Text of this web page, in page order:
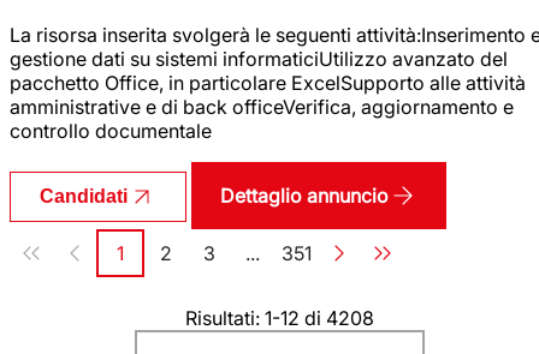
La risorsa inserita svolgerà le seguenti attività:Inserimento
gestione dati su sistemi informaticiUtilizzo avanzato del
pacchetto Office, in particolare ExcelSupporto alle attività
amministrative e di back officeVerifica, aggiornamento e
controllo documentale
Candidati Dettaglio annuncio
Paginazione
Pagina
1 Pagina
2 Pagina
3 ... Pagina
351
Risultati: 1-12 di 4208